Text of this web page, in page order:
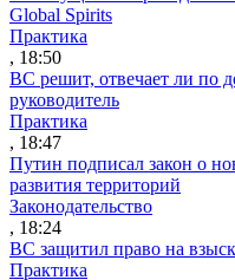
Global Spirits
Практика
, 18:50
ВС решит, отвечает ли по
руководитель
Практика
, 18:47
Путин подписал закон о
развития территорий
Законодательство
, 18:24
ВС защитил право на
Практика